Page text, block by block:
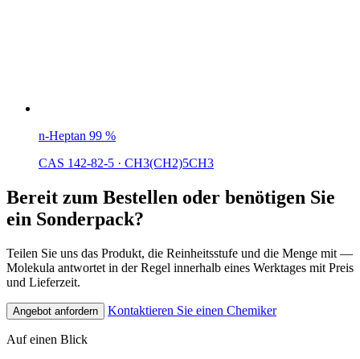
n-Heptan 99 %
CAS 142-82-5 · CH3(CH2)5CH3
Bereit zum Bestellen oder benötigen Sie
ein Sonderpack?
Teilen Sie uns das Produkt, die Reinheitsstufe und die Menge mit —
Molekula antwortet in der Regel innerhalb eines Werktages mit Preis
und Lieferzeit.
Angebot anfordern Kontaktieren Sie einen Chemiker
Auf einen Blick